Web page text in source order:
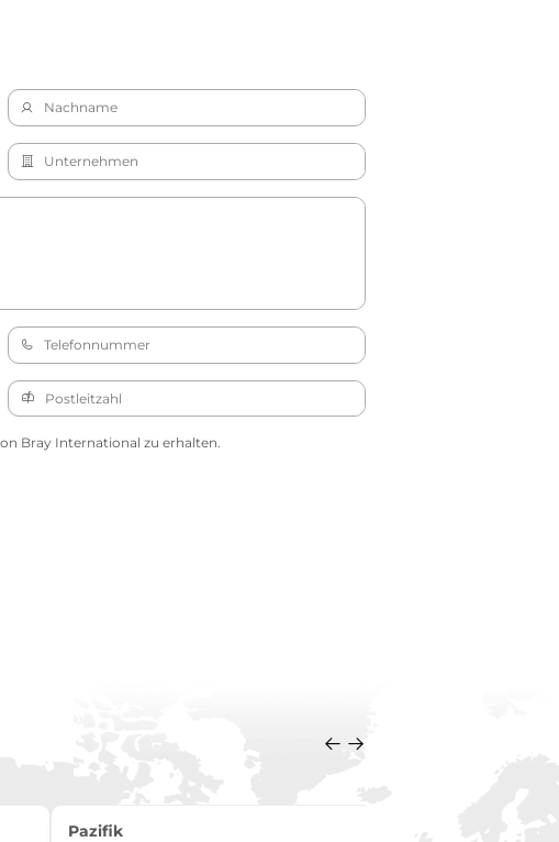
Bray International zu erhalten.
Pazifik